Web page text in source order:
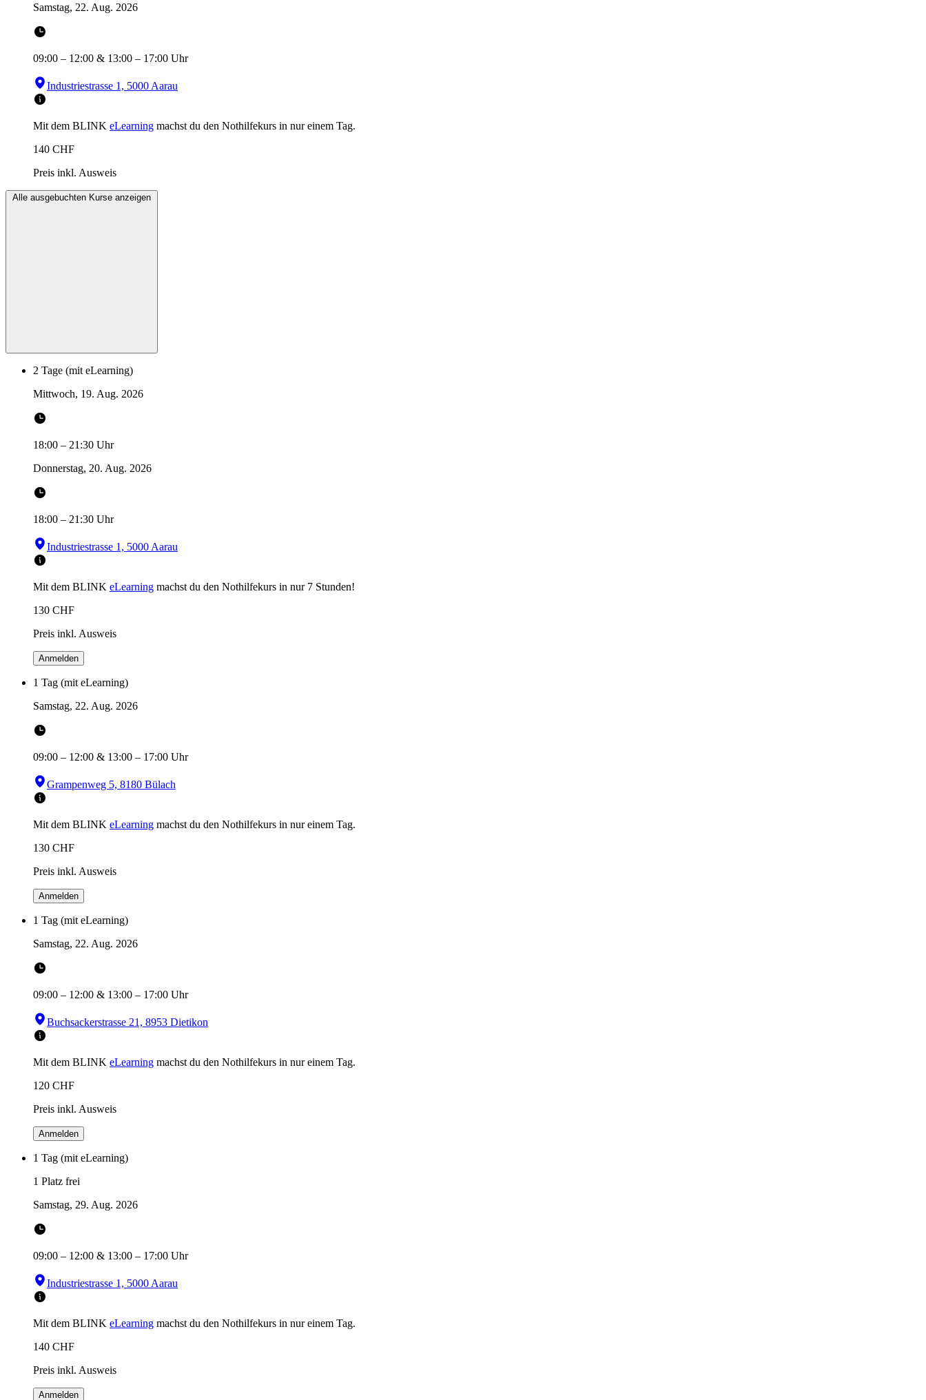
Samstag, 22. Aug. 2026
09:00 – 12:00 & 13:00 – 17:00 Uhr
Industriestrasse 1, 5000 Aarau
Mit dem BLINK eLearning machst du den Nothilfekurs in nur einem Tag.
140 CHF
Preis inkl. Ausweis
Alle ausgebuchten Kurse anzeigen
2 Tage (mit eLearning)
Mittwoch, 19. Aug. 2026
18:00 – 21:30 Uhr
Donnerstag, 20. Aug. 2026
18:00 – 21:30 Uhr
Industriestrasse 1, 5000 Aarau
Mit dem BLINK eLearning machst du den Nothilfekurs in nur 7 Stunden!
130 CHF
Preis inkl. Ausweis
Anmelden
1 Tag (mit eLearning)
Samstag, 22. Aug. 2026
09:00 – 12:00 & 13:00 – 17:00 Uhr
Grampenweg 5, 8180 Bülach
Mit dem BLINK eLearning machst du den Nothilfekurs in nur einem Tag.
130 CHF
Preis inkl. Ausweis
Anmelden
1 Tag (mit eLearning)
Samstag, 22. Aug. 2026
09:00 – 12:00 & 13:00 – 17:00 Uhr
Buchsackerstrasse 21, 8953 Dietikon
Mit dem BLINK eLearning machst du den Nothilfekurs in nur einem Tag.
120 CHF
Preis inkl. Ausweis
Anmelden
1 Tag (mit eLearning)
1 Platz frei
Samstag, 29. Aug. 2026
09:00 – 12:00 & 13:00 – 17:00 Uhr
Industriestrasse 1, 5000 Aarau
Mit dem BLINK eLearning machst du den Nothilfekurs in nur einem Tag.
140 CHF
Preis inkl. Ausweis
Anmelden